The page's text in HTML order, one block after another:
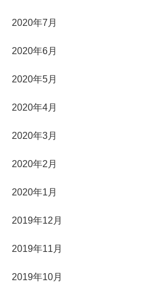
2020年7月
2020年6月
2020年5月
2020年4月
2020年3月
2020年2月
2020年1月
2019年12月
2019年11月
2019年10月